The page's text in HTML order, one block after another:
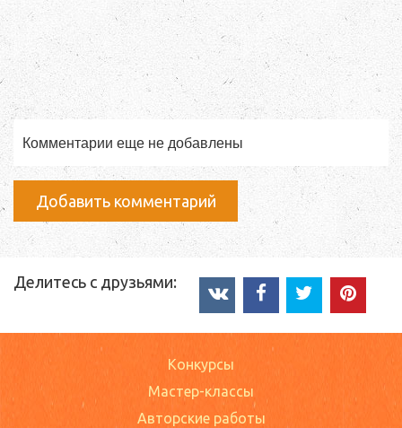
Комментарии еще не добавлены
Добавить комментарий
Делитесь с друзьями:
Конкурсы
Мастер-классы
Авторские работы